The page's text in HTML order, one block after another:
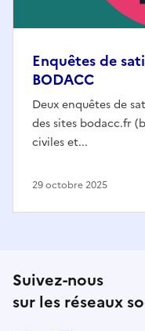
Enquêtes de
BODACC
Deux enquêtes de
des sites bodacc.fr
civiles et...
29 octobre 2025
Suivez-nous
sur les réseaux